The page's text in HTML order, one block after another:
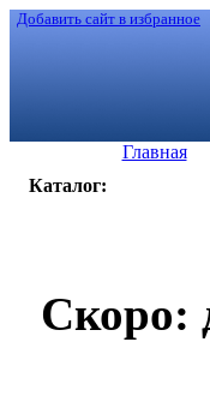
Добавить сайт в избранное
Главная
Каталог:
Скоро: